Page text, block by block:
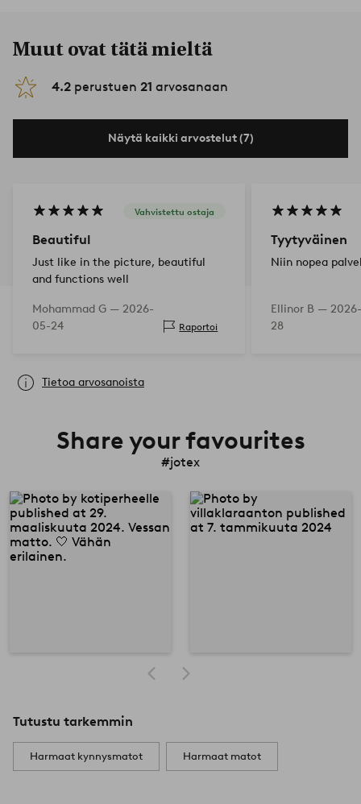
Muut ovat tätä mieltä
4.2 perustuen 21 arvosanaan
Näytä kaikki arvostelut (7)
Vahvistettu ostaja
Beautiful
Just like in the picture, beautiful
and functions well
Mohammad G — 2026-
05-24
Raportoi
Tyytyväinen
Niin nopea
Ellinor B —
28
Tietoa arvosanoista
Share your favourites
#jotex
Tutustu tarkemmin
Harmaat kynnysmatot Harmaat matot